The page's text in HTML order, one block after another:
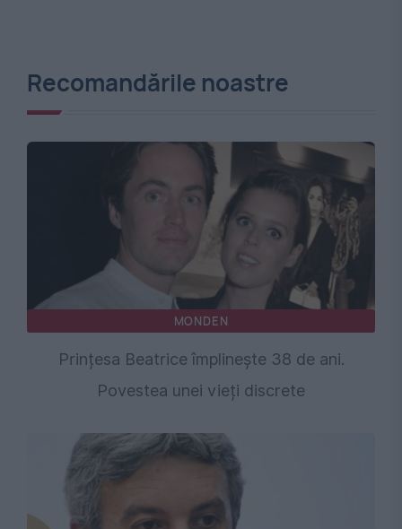
Recomandările noastre
MONDEN
Prințesa Beatrice împlinește 38 de ani.
Povestea unei vieți discrete